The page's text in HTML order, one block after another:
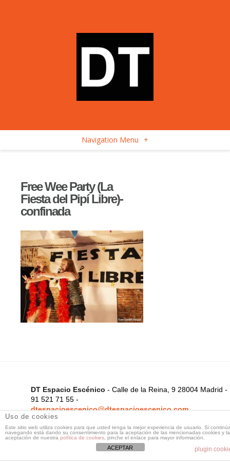
Navigation Menu +
Free Wee Party (La
Fiesta del Pipí Libre)-
confinada
DT Espacio Escénico - Calle de la Reina, 9 28004 Madrid -
91 521 71 55 -
dtespacioescenico@dtespacioescenico.com
Uso de cookies
Este sitio web utiliza cookies para que usted tenga la mejor experiencia de usuario. Si
navegando está dando su consentimiento para la aceptación de las mencionadas cookies y la
aceptación de nuestra política de cookies , pinche el enlace para mayor información.
plugin
ACEPTAR